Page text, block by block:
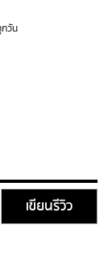
กวัน
เขียนรีวิว